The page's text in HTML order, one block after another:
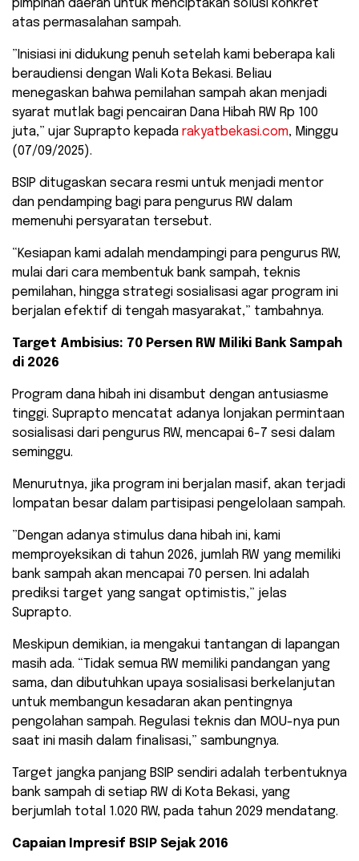
pimpinan daerah untuk menciptakan solusi konkret
atas permasalahan sampah.
​”Inisiasi ini didukung penuh setelah kami beberapa kali
beraudiensi dengan Wali Kota Bekasi. Beliau
menegaskan bahwa pemilahan sampah akan menjadi
syarat mutlak bagi pencairan Dana Hibah RW Rp 100
juta,” ujar Suprapto kepada rakyatbekasi.com, Minggu
(07/09/2025).
​BSIP ditugaskan secara resmi untuk menjadi mentor
dan pendamping bagi para pengurus RW dalam
memenuhi persyaratan tersebut.
“Kesiapan kami adalah mendampingi para pengurus RW,
mulai dari cara membentuk bank sampah, teknis
pemilahan, hingga strategi sosialisasi agar program ini
berjalan efektif di tengah masyarakat,” tambahnya.
Target Ambisius: 70 Persen RW Miliki Bank Sampah
di 2026
​Program dana hibah ini disambut dengan antusiasme
tinggi. Suprapto mencatat adanya lonjakan permintaan
sosialisasi dari pengurus RW, mencapai 6-7 sesi dalam
seminggu.
Menurutnya, jika program ini berjalan masif, akan terjadi
lompatan besar dalam partisipasi pengelolaan sampah.
​”Dengan adanya stimulus dana hibah ini, kami
memproyeksikan di tahun 2026, jumlah RW yang memiliki
bank sampah akan mencapai 70 persen. Ini adalah
prediksi target yang sangat optimistis,” jelas
Suprapto.
​Meskipun demikian, ia mengakui tantangan di lapangan
masih ada. “Tidak semua RW memiliki pandangan yang
sama, dan dibutuhkan upaya sosialisasi berkelanjutan
untuk membangun kesadaran akan pentingnya
pengolahan sampah. Regulasi teknis dan MOU-nya pun
saat ini masih dalam finalisasi,” sambungnya.
​Target jangka panjang BSIP sendiri adalah terbentuknya
bank sampah di setiap RW di Kota Bekasi, yang
berjumlah total 1.020 RW, pada tahun 2029 mendatang.
Capaian Impresif BSIP Sejak 2016